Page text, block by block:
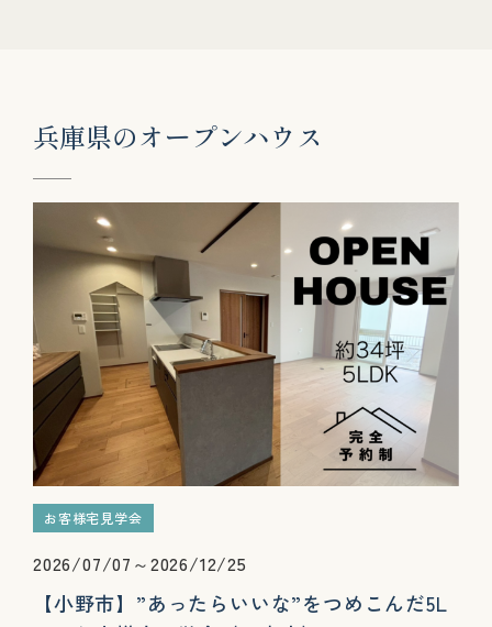
兵庫県のオープンハウ ス
お客様宅見学会
2026/07/07～2026/12/25
【小野市】”あったらいいな”をつめこんだ5L